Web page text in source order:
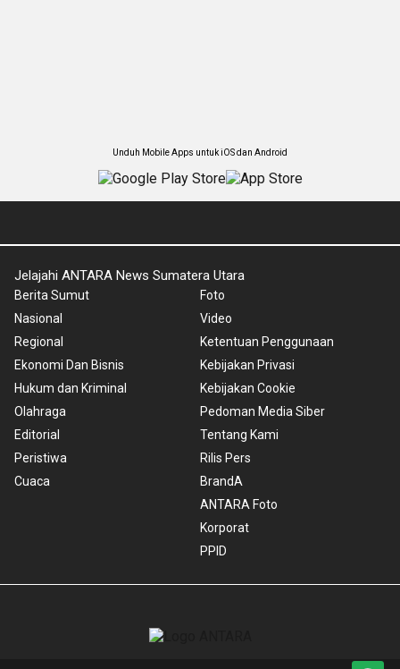
Unduh Mobile Apps untuk iOS dan Android
Jelajahi ANTARA News Sumatera Utara
Berita Sumut
Nasional
Regional
Ekonomi Dan Bisnis
Hukum dan Kriminal
Olahraga
Editorial
Peristiwa
Cuaca
Foto
Video
Ketentuan Penggunaan
Kebijakan Privasi
Kebijakan Cookie
Pedoman Media Siber
Tentang Kami
Rilis Pers
BrandA
ANTARA Foto
Korporat
PPID